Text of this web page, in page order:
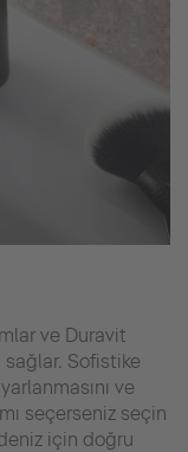
ve Duravit
sağlar. Sofistike
ve
seçerseniz seçin
için doğru